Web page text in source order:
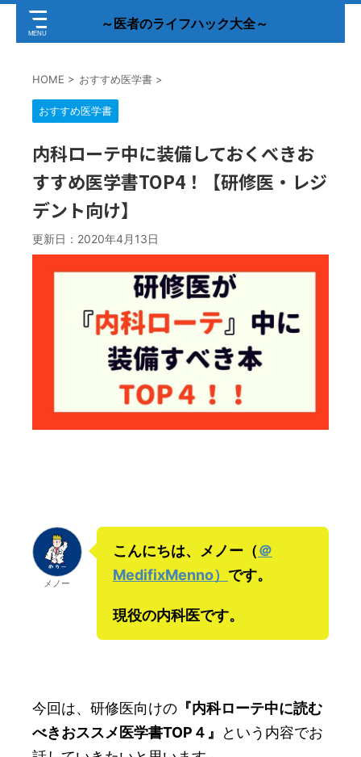
～医者のライフハック大全～
HOME > おすすめ医学書 >
おすすめ医学書
内科ローテ中に装備しておくべきお
すすめ医学書TOP4！【研修医・レジ
デント向け】
更新日： 2020年4月13日
メノー
こんにちは、メノー（＠
MedifixMenno） です。
現役の内科医です。
今回は、研修医向けの 『内科ローテ中に読む
べきおススメ医学書TOP４』
という内容でお